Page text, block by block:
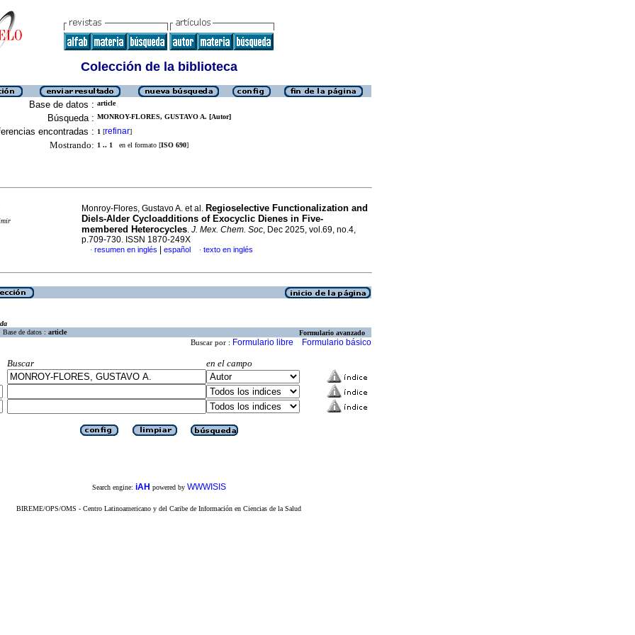
Colección de la biblioteca
Base de datos : article
Búsqueda : MONROY-FLORES, GUSTAVO A. [Autor]
encontradas : 1 [refinar]
Mostrando: 1 .. 1 en el formato [ISO 690]
Monroy-Flores, Gustavo A. et al. Regioselective Functionalization and
Diels-Alder Cycloadditions of Exocyclic Dienes in Five-
membered Heterocycles. J. Mex. Chem. Soc, Dec 2025, vol.69, no.4,
p.709-730. ISSN 1870-249X
· resumen en inglés español · texto en inglés
Base de datos : article Formulario avanzado
Buscar por : Formulario libre Formulario básico
Buscar
en el campo
Search engine: iAH powered by WWWISIS
BIREME/OPS/OMS - Centro Latinoamericano y del Caribe de Información en Ciencias de la Salud